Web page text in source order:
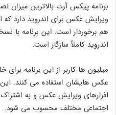
برنامه پیکس آرت بالاترین میزان
ویرایش عکس برای اندروید دارد
اندروید کاملاً سازگار است.
میلیون ها کاربر از این برنامه
عکس هایشان استفاده می کنند. این
افزارهای ویرایش عکس و به
اجتماعی مختلف محسوب می شود.